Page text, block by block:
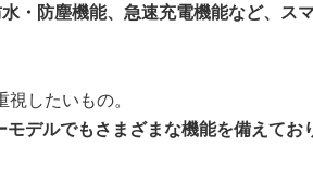
・防塵機能、急速充電機能など、ス
したいもの。
デルでもさまざまな機能を備えてお